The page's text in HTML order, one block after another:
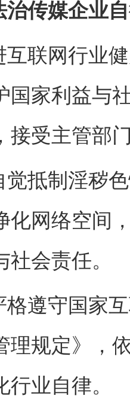
传媒企业自
网行业健
国家利益与
接受主管部
制淫秽色
化网络空间
会责任。
守国家互
理规定》，
业自律。